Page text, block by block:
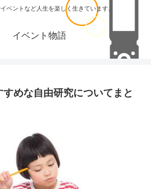
ベントなど人生を楽しく生きています。
イベント物語
すめな自由研究についてまと